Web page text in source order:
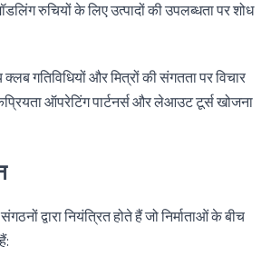
रुचियों के लिए उत्पादों की उपलब्धता पर शोध
गतिविधियों और मित्रों की संगतता पर विचार
ऑपरेटिंग पार्टनर्स और लेआउट टूर्स खोजना
द्वारा नियंत्रित होते हैं जो निर्माताओं के बीच